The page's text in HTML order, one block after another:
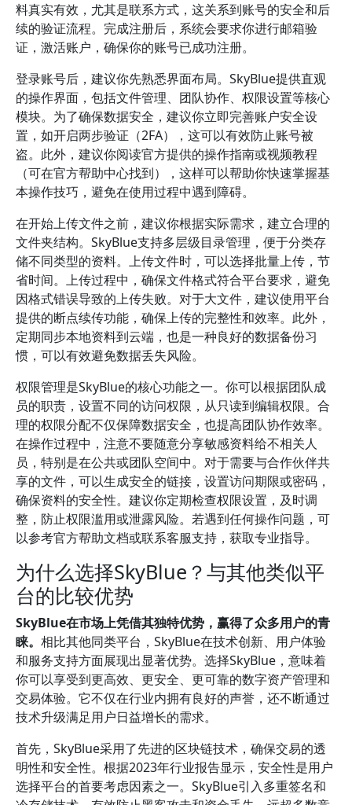
料真实有效，尤其是联系方式，这关系到账号的安全和后
续的验证流程。完成注册后，系统会要求你进行邮箱验
证，激活账户，确保你的账号已成功注册。
登录账号后，建议你先熟悉界面布局。SkyBlue提供直观
的操作界面，包括文件管理、团队协作、权限设置等核心
模块。为了确保数据安全，建议你立即完善账户安全设
置，如开启两步验证（2FA），这可以有效防止账号被
盗。此外，建议你阅读官方提供的操作指南或视频教程
（可在官方帮助中心找到），这样可以帮助你快速掌握基
本操作技巧，避免在使用过程中遇到障碍。
在开始上传文件之前，建议你根据实际需求，建立合理的
文件夹结构。SkyBlue支持多层级目录管理，便于分类存
储不同类型的资料。上传文件时，可以选择批量上传，节
省时间。上传过程中，确保文件格式符合平台要求，避免
因格式错误导致的上传失败。对于大文件，建议使用平台
提供的断点续传功能，确保上传的完整性和效率。此外，
定期同步本地资料到云端，也是一种良好的数据备份习
惯，可以有效避免数据丢失风险。
权限管理是SkyBlue的核心功能之一。你可以根据团队成
员的职责，设置不同的访问权限，从只读到编辑权限。合
理的权限分配不仅保障数据安全，也提高团队协作效率。
在操作过程中，注意不要随意分享敏感资料给不相关人
员，特别是在公共或团队空间中。对于需要与合作伙伴共
享的文件，可以生成安全的链接，设置访问期限或密码，
确保资料的安全性。建议你定期检查权限设置，及时调
整，防止权限滥用或泄露风险。若遇到任何操作问题，可
以参考官方帮助文档或联系客服支持，获取专业指导。
为什么选择SkyBlue？与其他类似平
台的比较优势
SkyBlue在市场上凭借其独特优势，赢得了众多用户的青
睐。 相比其他同类平台，SkyBlue在技术创新、用户体验
和服务支持方面展现出显著优势。选择SkyBlue，意味着
你可以享受到更高效、更安全、更可靠的数字资产管理和
交易体验。它不仅在行业内拥有良好的声誉，还不断通过
技术升级满足用户日益增长的需求。
首先，SkyBlue采用了先进的区块链技术，确保交易的透
明性和安全性。根据2023年行业报告显示，安全性是用户
选择平台的首要考虑因素之一。SkyBlue引入多重签名和